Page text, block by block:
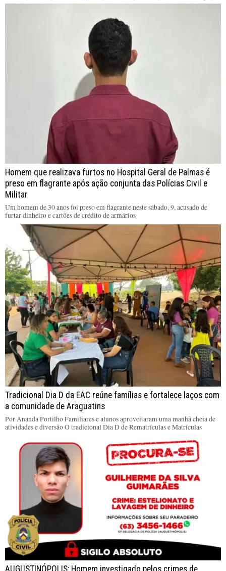
Homem que realizava furtos no Hospital Geral de Palmas é
preso em flagrante após ação conjunta das Polícias Civil e
Militar
Um homem de 30 anos foi preso em flagrante neste sábado, 9, acusado de
furtar dinheiro e cartões de crédito de armários
Tradicional Dia D da EAC reúne famílias e fortalece laços com
a comunidade de Araguatins
Por Ananda Portilho Familiares e alunos aproveitaram uma manhã cheia de
atividades e diversão O tradicional Dia D de Rematrículas e Matrículas
AUGUSTINÓPOLIS: Homem investigado pelos crimes de